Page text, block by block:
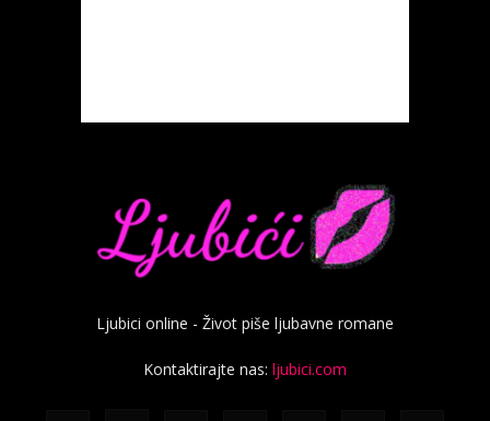
Ljubici online - Život piše ljubavne romane
Kontaktirajte nas: ljubici.com